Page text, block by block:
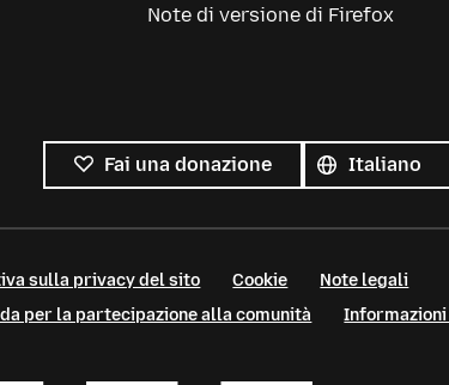
Note di versione di Firefox
Fai una donazione
le
lingue
Lingua
sulla privacy del sito Cookie
Note legali
per la partecipazione alla comunità